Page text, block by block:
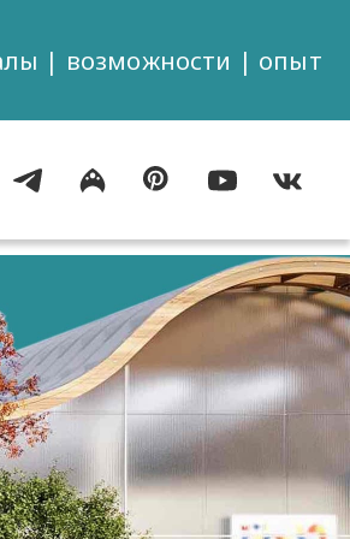
| возможности | опыт